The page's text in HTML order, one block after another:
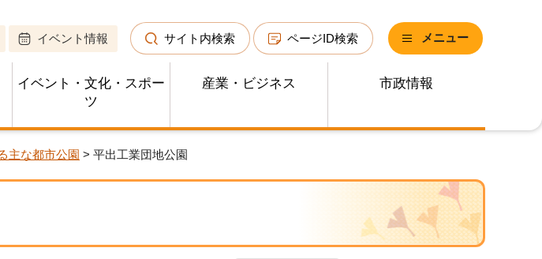
イベント情報 サイト内検索 ページID検索 メニュー
イベント・文化・スポー
ツ
産業・ビジネス 市政情報
主な都市公園 > 平出工業団地公園